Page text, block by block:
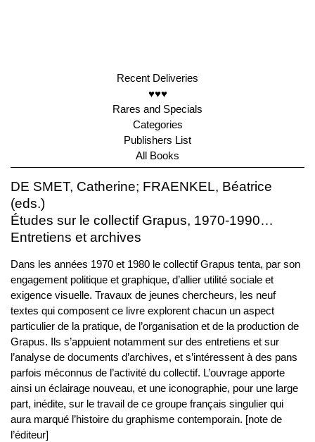
Recent Deliveries
♥♥♥
Rares and Specials
Categories
Publishers List
All Books
DE SMET, Catherine; FRAENKEL, Béatrice
(eds.)
Études sur le collectif Grapus, 1970-1990…
Entretiens et archives
Dans les années 1970 et 1980 le collectif Grapus tenta, par son
engagement politique et graphique, d’allier utilité sociale et
exigence visuelle. Travaux de jeunes chercheurs, les neuf
textes qui composent ce livre explorent chacun un aspect
particulier de la pratique, de l’organisation et de la production de
Grapus. Ils s’appuient notamment sur des entretiens et sur
l’analyse de documents d’archives, et s’intéressent à des pans
parfois méconnus de l’activité du collectif. L’ouvrage apporte
ainsi un éclairage nouveau, et une iconographie, pour une large
part, inédite, sur le travail de ce groupe français singulier qui
aura marqué l’histoire du graphisme contemporain. [note de
l’éditeur]